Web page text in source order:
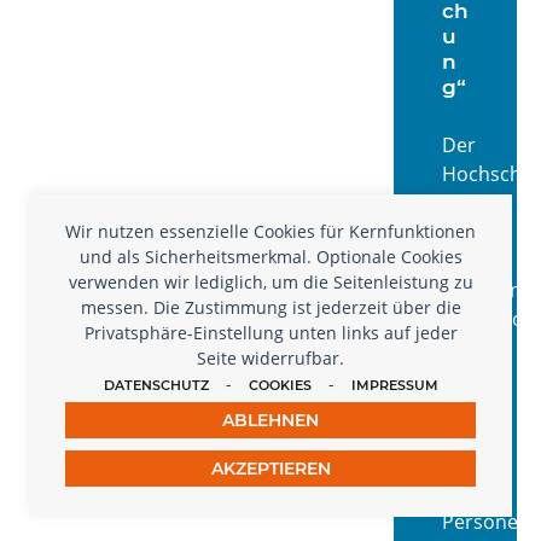
Wir nutzen essenzielle Cookies für Kernfunktionen
und als Sicherheitsmerkmal. Optionale Cookies
verwenden wir lediglich, um die Seitenleistung zu
messen. Die Zustimmung ist jederzeit über die
Privatsphäre-Einstellung unten links auf jeder
Seite widerrufbar.
DATENSCHUTZ - COOKIES - IMPRESSUM
AKZEPTIEREN
ABLEHNEN
ch
u
n
g“
Der
lädt
zu
einem
Workshop
ein,
sich
vor
an
Personen